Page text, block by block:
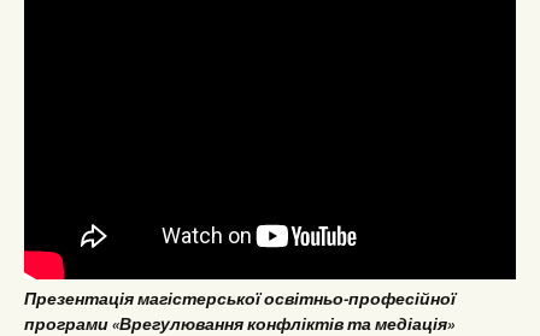
Презентація магістерської освітньо-професійної
програми «Врегулювання конфліктів та медіація»